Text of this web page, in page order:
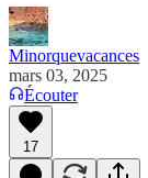
Minorquevacances
mars 03, 2025
Écouter
17